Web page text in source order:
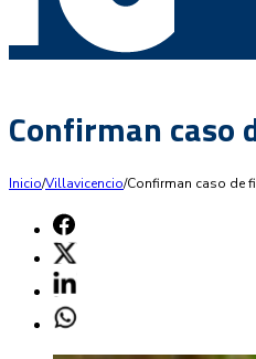
Confirman caso
Inicio/Villavicencio/Confirman caso de